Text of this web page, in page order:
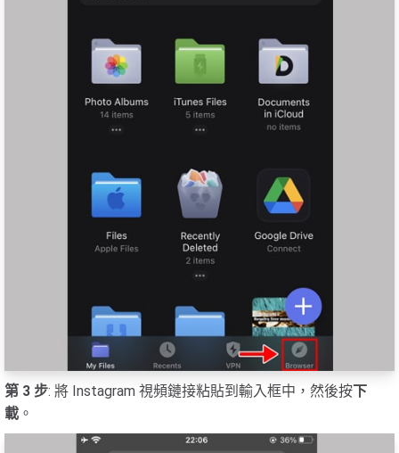
第 3 步: 將 Instagram 視頻鏈接粘貼到輸入框中，然後按下
載 。